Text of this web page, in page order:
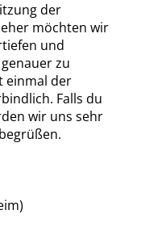
der
möchten wir
und
zu
einmal der
Falls du
wir uns sehr